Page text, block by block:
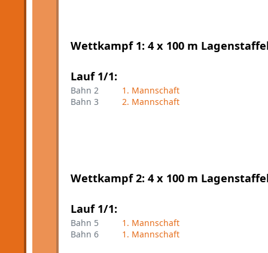
Wettkampf 1: 4 x 100 m
Lauf 1/1:
Bahn 2
1. Mannschaft
Bahn 3
2. Mannschaft
Wettkampf 2: 4 x 100 m
Lauf 1/1:
Bahn 5
1. Mannschaft
Bahn 6
1. Mannschaft